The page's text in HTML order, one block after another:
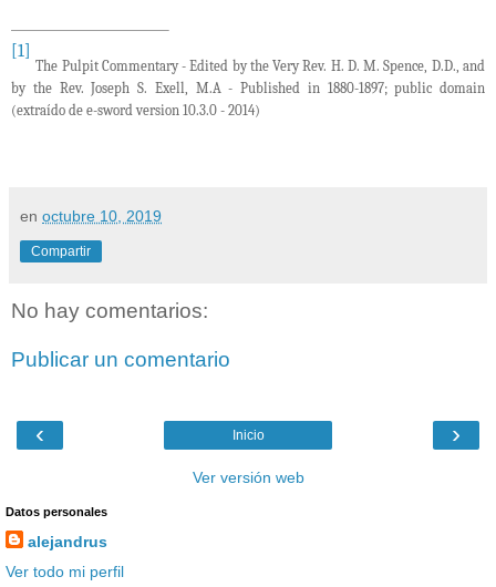
[1]
The Pulpit Commentary -Edited by the Very Rev. H. D. M. Spence, D.D., and
by the Rev. Joseph S. Exell, M.A - Published in 1880-1897; public domain
(extraído de e-sword version 10.3.0 - 2014)
en octubre 10, 2019
Compartir
No hay comentarios:
Publicar un comentario
‹ ›
Inicio
Ver versión web
Datos personales
alejandrus
Ver todo mi perfil